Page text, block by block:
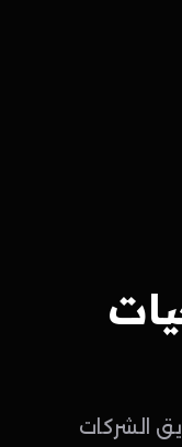
الشركات